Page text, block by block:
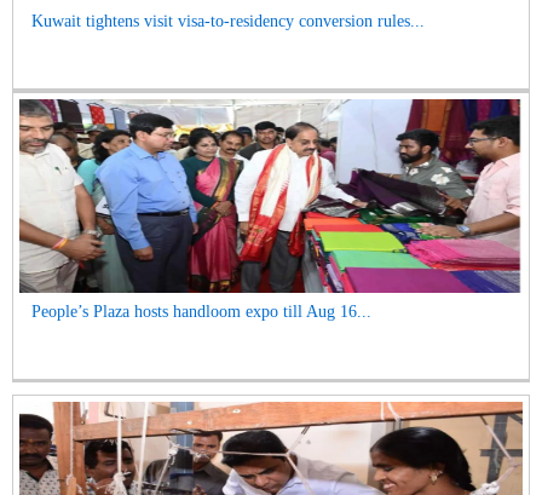
Kuwait tightens visit visa-to-residency conversion rules...
People’s Plaza hosts handloom expo till Aug 16...